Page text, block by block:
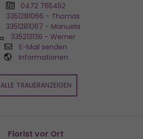
0472 765452
3351281066 - Thomas
3351281067 - Manuela
335213136 - Werner
E-Mail senden
Informationen
ALLE TRAUERANZEIGEN
Florist vor Ort